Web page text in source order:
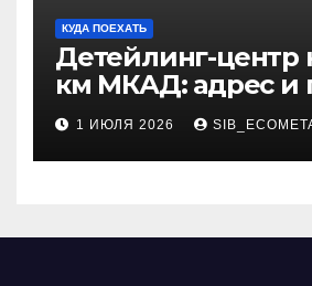
КУДА ПОЕХАТЬ
Детейлинг-центр
км МКАД: адрес и
1 ИЮЛЯ 2026